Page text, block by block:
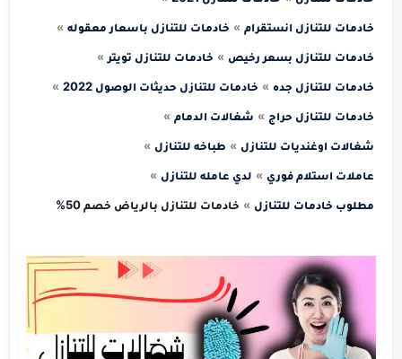
خادمات للتنازل انستقرام خادمات للتنازل باسعار معقوله
خادمات للتنازل بسعر رخيص خادمات للتنازل تويتر
خادمات للتنازل جده خادمات للتنازل حديثات الوصول 2022
خادمات للتنازل حراج شغالات الدمام
شغالات اوغنديات للتنازل طباخه للتنازل
عاملات استلام فوري لدي عامله للتنازل
مطلوب خادمات للتنازل خادمات للتنازل بالرياض خصم 50%